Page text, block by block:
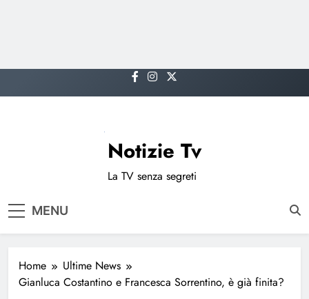
to
Notizie Tv
La TV senza segreti
MENU
Home
Ultime News
Gianluca Costantino e Francesca Sorrentino, è già finita?